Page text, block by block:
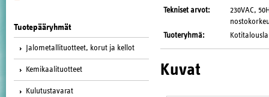
Tuotepääryhmät
Jalometallituotteet, korut ja kellot
Kemikaalituotteet
Kulutustavarat
Tekniset arvot:
230VAC,
Tuoteryhmä:
Kuvat